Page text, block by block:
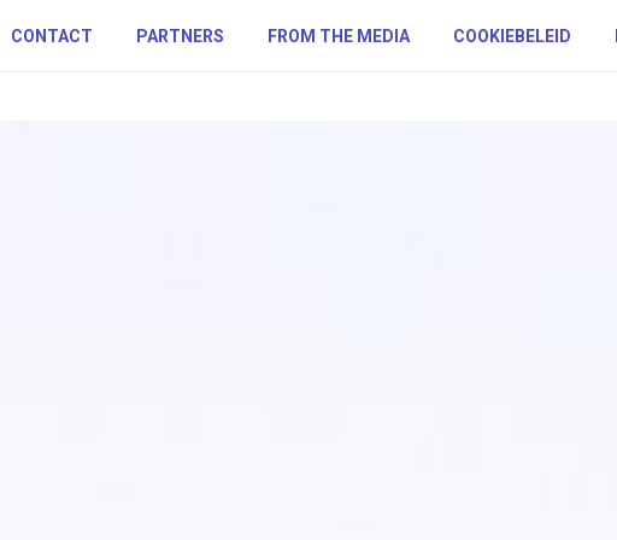
CONTACT PARTNERS FROM THE MEDIA COOKIEBELEID